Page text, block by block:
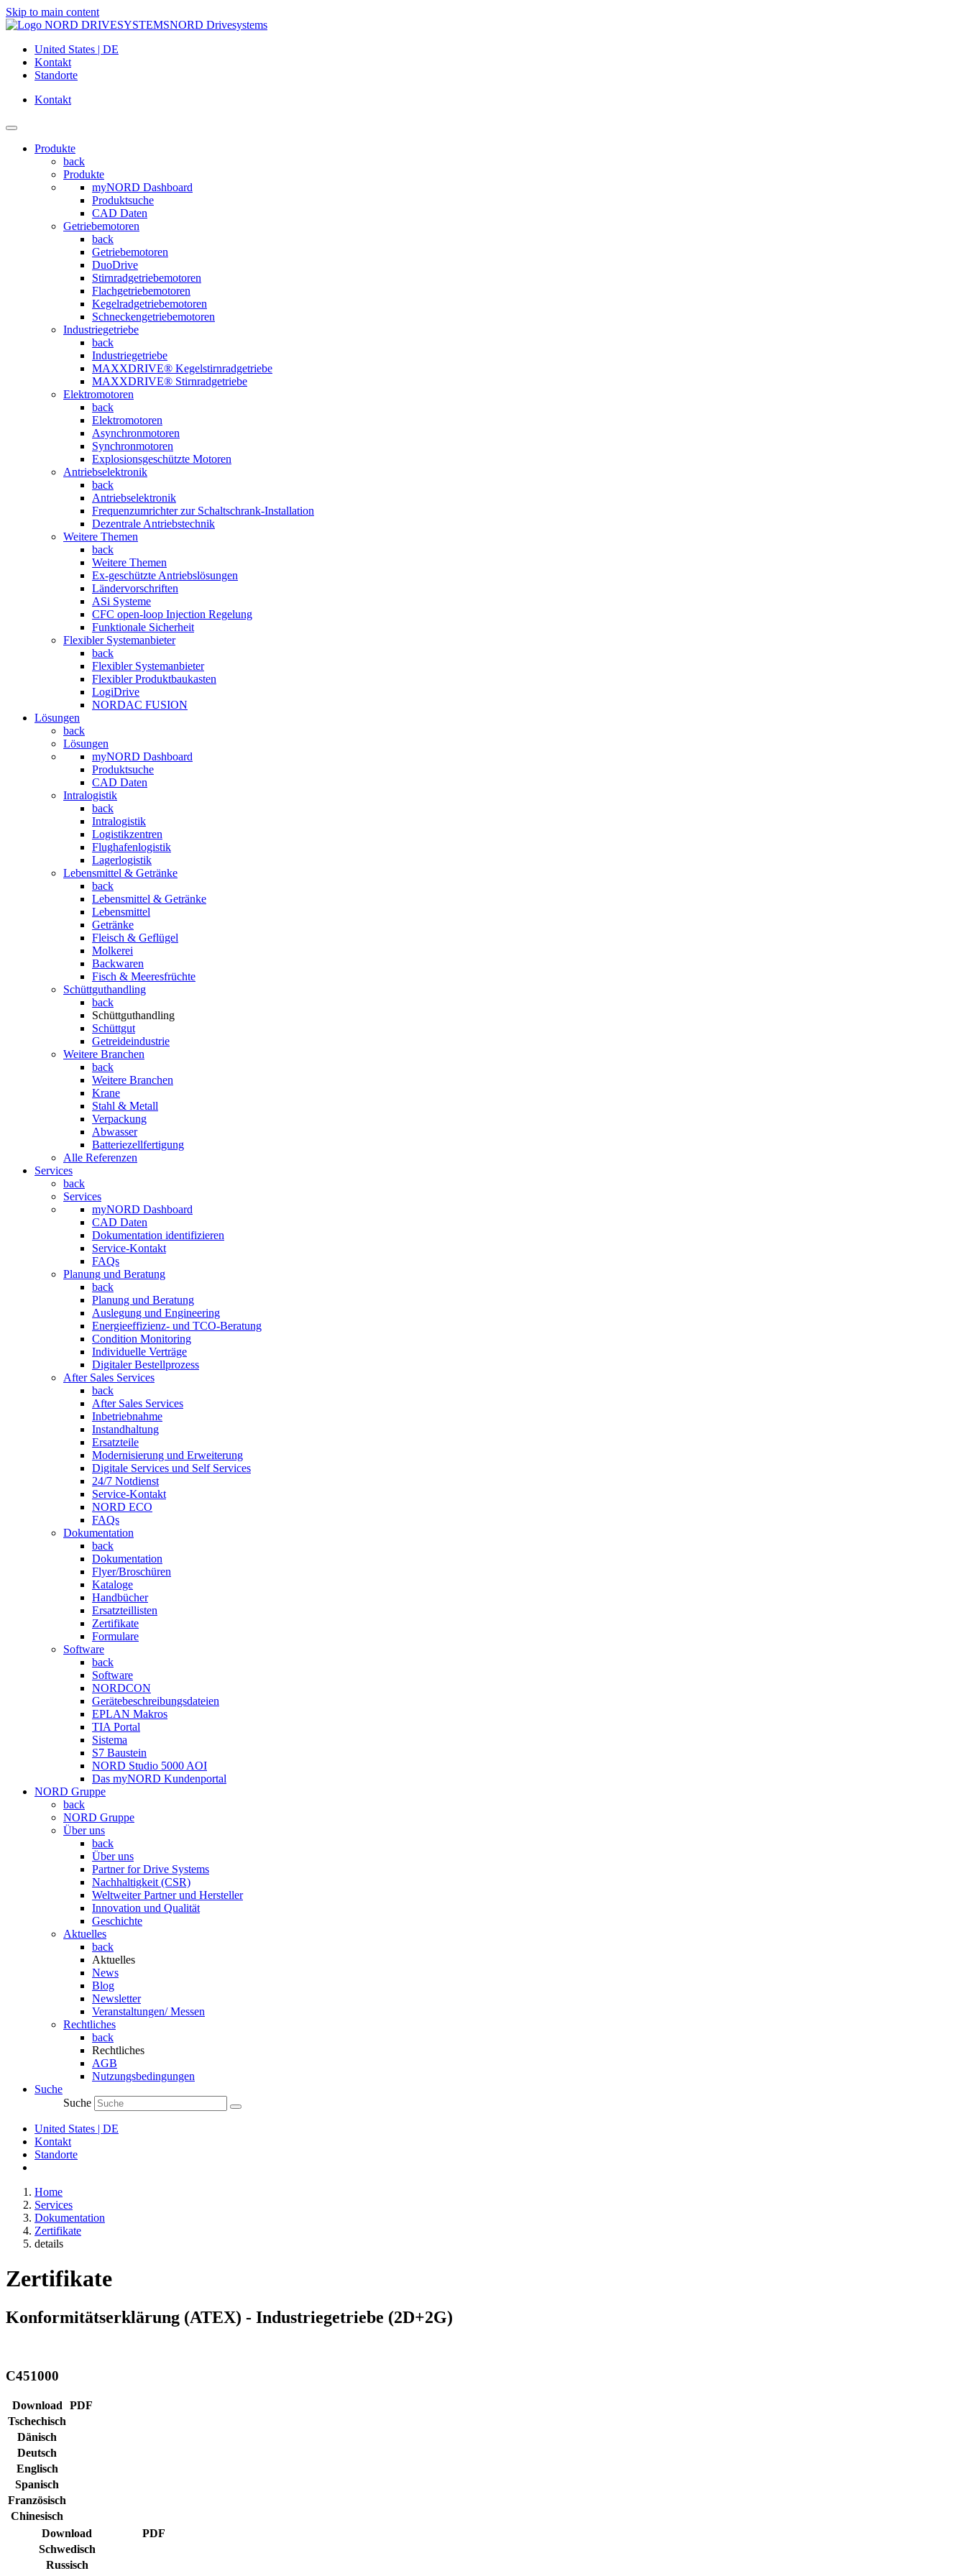
Skip to main content
NORD Drivesystems
United States | DE
Kontakt
Standorte
Kontakt
Produkte
back
Produkte
myNORD Dashboard
Produktsuche
CAD Daten
Getriebemotoren
back
Getriebemotoren
DuoDrive
Stirnradgetriebemotoren
Flachgetriebemotoren
Kegelradgetriebemotoren
Schneckengetriebemotoren
Industriegetriebe
back
Industriegetriebe
MAXXDRIVE® Kegelstirnradgetriebe
MAXXDRIVE® Stirnradgetriebe
Elektromotoren
back
Elektromotoren
Asynchronmotoren
Synchronmotoren
Explosionsgeschützte Motoren
Antriebselektronik
back
Antriebselektronik
Frequenzumrichter zur Schaltschrank-Installation
Dezentrale Antriebstechnik
Weitere Themen
back
Weitere Themen
Ex-geschützte Antriebslösungen
Ländervorschriften
ASi Systeme
CFC open-loop Injection Regelung
Funktionale Sicherheit
Flexibler Systemanbieter
back
Flexibler Systemanbieter
Flexibler Produktbaukasten
LogiDrive
NORDAC FUSION
Lösungen
back
Lösungen
myNORD Dashboard
Produktsuche
CAD Daten
Intralogistik
back
Intralogistik
Logistikzentren
Flughafenlogistik
Lagerlogistik
Lebensmittel & Getränke
back
Lebensmittel & Getränke
Lebensmittel
Getränke
Fleisch & Geflügel
Molkerei
Backwaren
Fisch & Meeresfrüchte
Schüttguthandling
back
Schüttguthandling
Schüttgut
Getreideindustrie
Weitere Branchen
back
Weitere Branchen
Krane
Stahl & Metall
Verpackung
Abwasser
Batteriezellfertigung
Alle Referenzen
Services
back
Services
myNORD Dashboard
CAD Daten
Dokumentation identifizieren
Service-Kontakt
FAQs
Planung und Beratung
back
Planung und Beratung
Auslegung und Engineering
Energieeffizienz- und TCO-Beratung
Condition Monitoring
Individuelle Verträge
Digitaler Bestellprozess
After Sales Services
back
After Sales Services
Inbetriebnahme
Instandhaltung
Ersatzteile
Modernisierung und Erweiterung
Digitale Services und Self Services
24/7 Notdienst
Service-Kontakt
NORD ECO
FAQs
Dokumentation
back
Dokumentation
Flyer/Broschüren
Kataloge
Handbücher
Ersatzteillisten
Zertifikate
Formulare
Software
back
Software
NORDCON
Gerätebeschreibungsdateien
EPLAN Makros
TIA Portal
Sistema
S7 Baustein
NORD Studio 5000 AOI
Das myNORD Kundenportal
NORD Gruppe
back
NORD Gruppe
Über uns
back
Über uns
Partner for Drive Systems
Nachhaltigkeit (CSR)
Weltweiter Partner und Hersteller
Innovation und Qualität
Geschichte
Aktuelles
back
Aktuelles
News
Blog
Newsletter
Veranstaltungen/ Messen
Rechtliches
back
Rechtliches
AGB
Nutzungsbedingungen
Suche
Suche
United States | DE
Kontakt
Standorte
Home
Services
Dokumentation
Zertifikate
details
Zertifikate
Konformitätserklärung (ATEX) - Industriegetriebe (2D+2G)
C451000
Download
PDF
Tschechisch
Dänisch
Deutsch
Englisch
Spanisch
Französisch
Chinesisch
Download
PDF
Schwedisch
Russisch